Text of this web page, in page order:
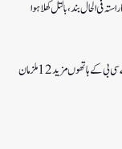
فائر اینڈ ایمرجنسی سروسز کا پیپر لیک سکینڈل،اے سی بی کے ہاتھوں مزید 12 ملزمان